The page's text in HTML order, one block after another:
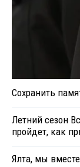
Сохранить
Летний сезон
пройдет, как
Ялта, мы